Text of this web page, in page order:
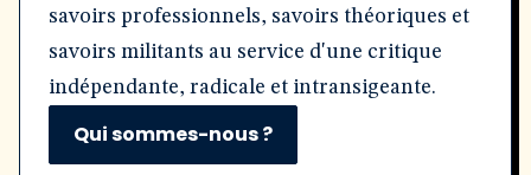
savoirs professionnels, savoirs théoriques et
savoirs militants au service d'une critique
indépendante, radicale et intransigeante.
Qui sommes-nous ?